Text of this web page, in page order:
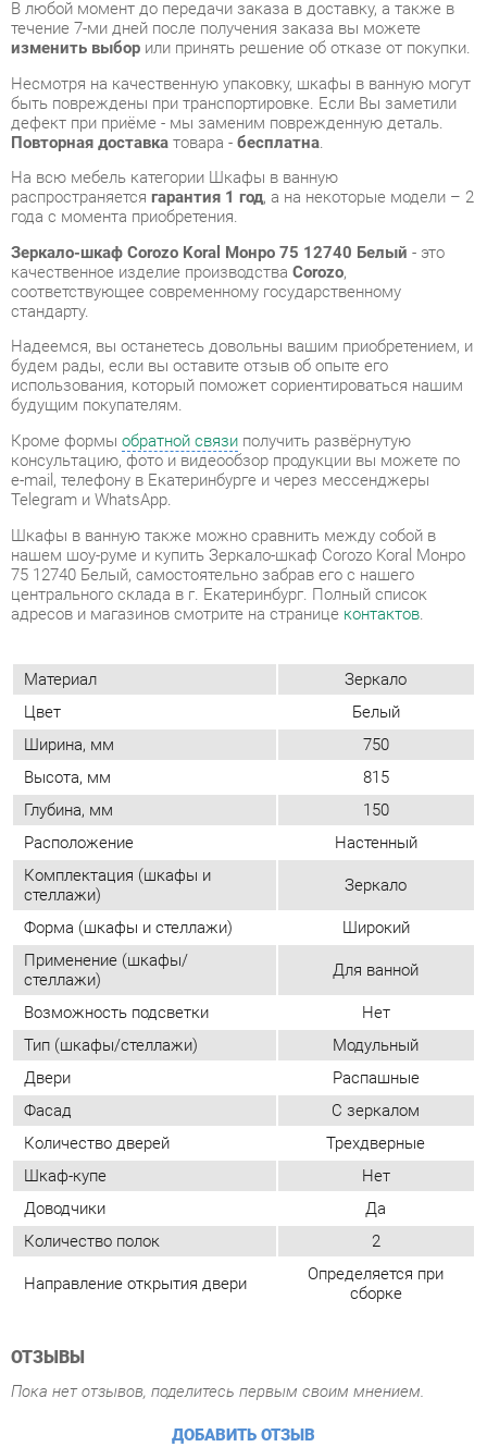
дефект при приёме - мы заменим поврежденную деталь.
Повторная доставкатовара -бесплатна.
распространяетсягарантия 1 год, а на некоторые модели – 2
года с момента приобретения.
Зеркало-шкаф Corozo Koral Монро 75 12740 Белый
соответствующее современному государственному
стандарту.
будем рады, если вы оставите отзыв об опыте его
использования, который поможет сориентироваться нашим
будущим покупателям.
Кроме формы
консультацию, фото и видеообзор продукции вы можете по
e-mail, телефону в Екатеринбурге и через мессенджеры
Telegram и WhatsApp.
Шкафы в ванную также можно сравнить между собой в
нашем шоу-руме и купить Зеркало-шкаф Corozo Koral Монро
75 12740 Белый, самостоятельно забрав его с нашего
центрального склада в г. Екатеринбург. Полный список
адресов и магазинов смотрите на страницеконтактов.
Материал Зеркало
Цвет
Белый
Ширина, мм
750
Глубина, мм
150
Расположение
Настенный
Комплектация (шкафы и
стеллажи) Зеркало
Форма (шкафы и стеллажи) Широкий
Применение (шкафы/
стеллажи)
Для ванной
Возможность подсветки
Тип (шкафы/стеллажи)
Двери
Распашные
Фасад
С зеркалом
Количество дверей
Трехдверные
Шкаф-купе
Нет
Доводчики
Да
Количество полок
2
Направление открытия двери
Определяется при
сборке
ОТЗЫВЫ
Пока нет отзывов, поделитесь первым своим мнением.
ДОБАВИТЬ ОТЗЫВ